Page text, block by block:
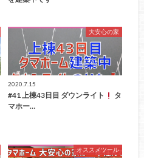
大安心の家
2020.7.15
#41 上棟43日目 ダウンライト
タ
マホー…
オススメツール